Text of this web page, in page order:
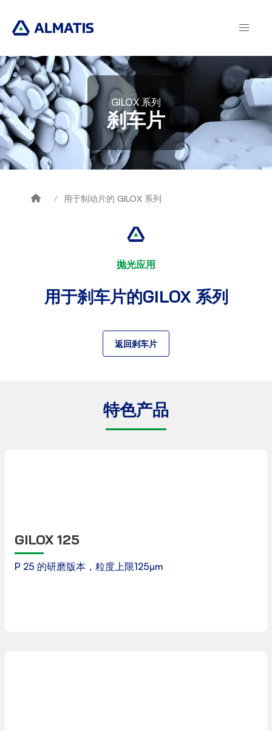
main
content
GILOX 系列
刹车片
Breadcrumb
用于制动片的 GILOX 系列
抛光应用
用于刹车片的GILOX 系列
返回刹车片
特色产品
GILOX 125
P 25 的研磨版本，粒度上限125µm